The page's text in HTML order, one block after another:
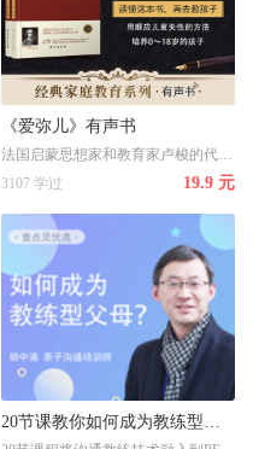
《爱弥儿》有声书
3107 学过
19.9 元